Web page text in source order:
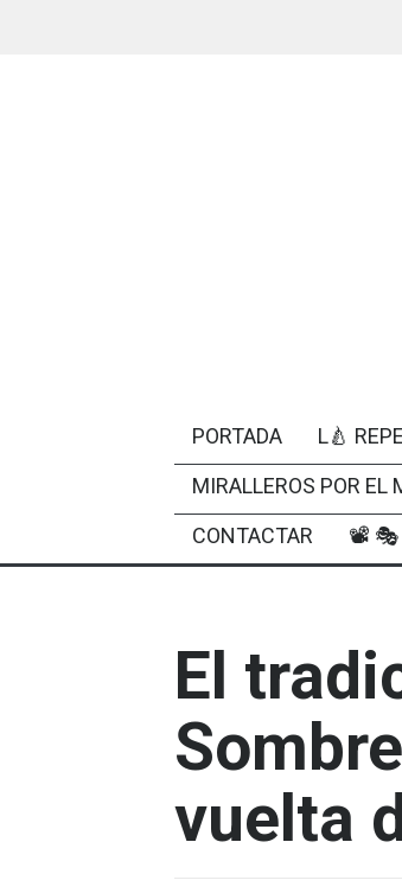
PORTADA L🍐
MIRALLEROS POR EL
CONTACTAR
📽 🎭
El
vuelta